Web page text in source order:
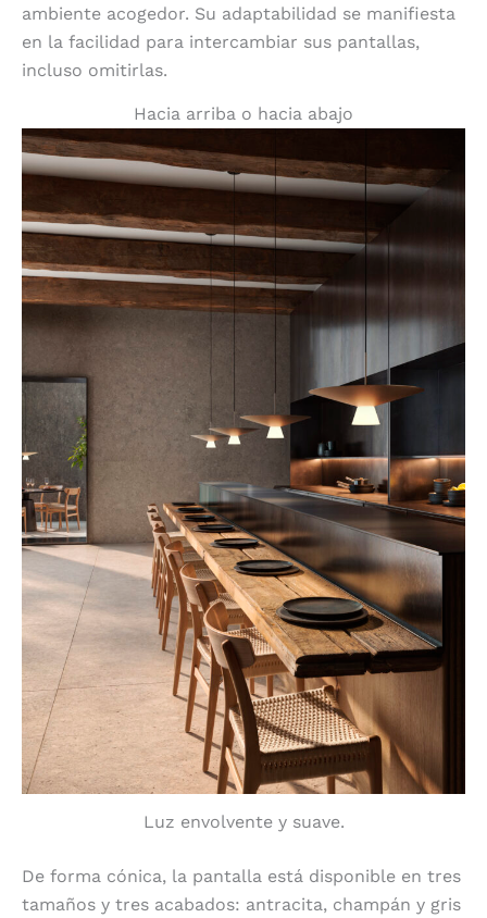
ambiente acogedor. Su adaptabilidad se manifiesta
en la facilidad para intercambiar sus pantallas,
incluso omitirlas.
Hacia arriba o hacia abajo
Luz envolvente y suave.
De forma cónica, la pantalla está disponible en tres
tamaños y tres acabados: antracita, champán y gris